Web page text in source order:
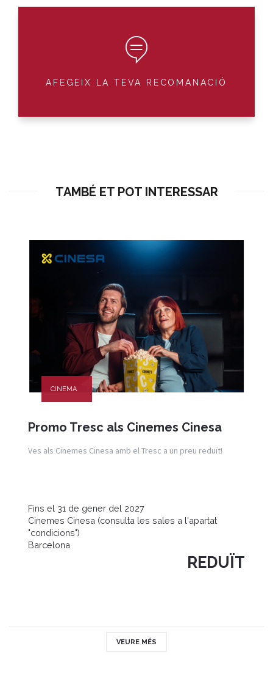
AFEGEIX LA TEVA RECOMANACIÓ
TAMBÉ ET POT INTERESSAR
CINEMA
Promo Tresc als Cinemes Cinesa
Ves als Cinemes Cinesa amb el Tresc a un preu reduït!
Fins el 31 de gener del 2027
Cinemes Cinesa (consulta les sales a l'apartat
"condicions")
Barcelona
REDUÏT
VEURE MÉS